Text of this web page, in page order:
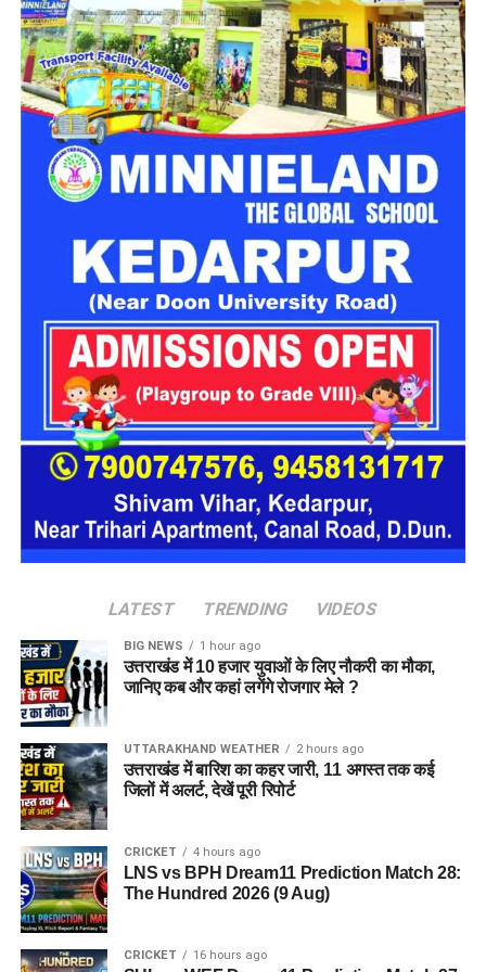
उत्तराखंड में बन रहा ‘आलंबन गांव’
महिला सशक्तिकरण एवं बाल विकास विभागके निदेशक आईएएस बंशीलाल
राणा के मुताबिक, नारी निकेतन में आने वाली कई महिलाएं और बच्चे खुद को
एक बंद संस्थान या जेल जैसी जगह पर महसूस करते हैं। यही वजह है कि
कई बार बच्चे वहां से निकलने या भागने की कोशिश तक करने लगते हैं।
इसी समस्या को ध्यान में रखते हुए विभाग अब ऐसा इंफ्रास्ट्रक्चर तैयार
करने की दिशा में काम कर रहा है, जहां रहने वाले लोगों को संस्थागत माहौल
के बजाय परिवार जैसा वातावरण मिल सके।
16 घरों में मिलेगा परिवार जैसा माहौल
प्रस्तावित आलंबन गांव में कॉटेज और छोटे घर विकसित किए जाएंगे। यहां
एक परिवार की तर्ज पर लोगों को रखा जाएगा। योजना के मुताबिक, एक
यूनिट में करीब दो महिलाएं, चार बच्चे और एक किशोरी को शामिल किया
जाएगा। इस तरह उन्हें एक परिवार की तरह साथ रहने का अवसर मिलेगा।
हर यूनिट में अलग किचन जैसी सुविधाएं भी होंगी, ताकि वहां रहने वाली
महिलाओं और बच्चों को रोजमर्रा के जीवन में ज्यादा स्वतंत्रता और जिम्मेदारी
का अनुभव हो सके। प्रस्तावित परिसर में कुल 16 घर विकसित किए
जाएंगे, जिनमें करीब 88 लोगों के रहने की व्यवस्था होगी।
जेल नहीं, रेजिडेंशियल कॉम्प्लेक्स जैसा
होगा माहौल
LATEST TRENDING VIDEOS
BIG NEWS 1 hour ago
उत्तराखंड में 10 हजार युवाओं के लिए नौकरी का मौका,
जानिए कब और कहां लगेंगे रोजगार मेले ?
UTTARAKHAND WEATHER 2 hours ago
उत्तराखंड में बारिश का कहर जारी, 11 अगस्त तक कई
जिलों में अलर्ट, देखें पूरी रिपोर्ट
CRICKET 4 hours ago
LNS vs BPH Dream11 Prediction Match 28:
The Hundred 2026 (9 Aug)
CRICKET 16 hours ago